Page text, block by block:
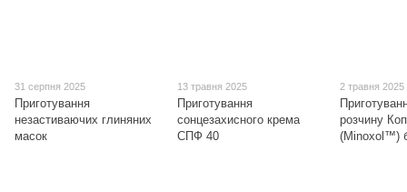
31 серпня 2025
Приготування
незастиваючих глиняних
масок
13 травня 2025
Приготування
сонцезахисного крема
СПФ 40
2 травня 2025
розчину
(Minoxol™)